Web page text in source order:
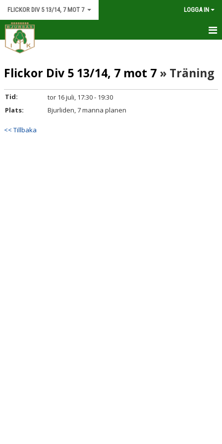
FLICKOR DIV 5 13/14, 7 MOT 7 LOGGA IN
HEM
NYHETER
KALENDER
MATCHER
TRUPPEN
Flickor Div 5 13/14, 7 mot 7 » Träning
Tid:
tor 16 juli, 17:30 - 19:30
Plats:
Bjurliden, 7 manna planen
<< Tillbaka